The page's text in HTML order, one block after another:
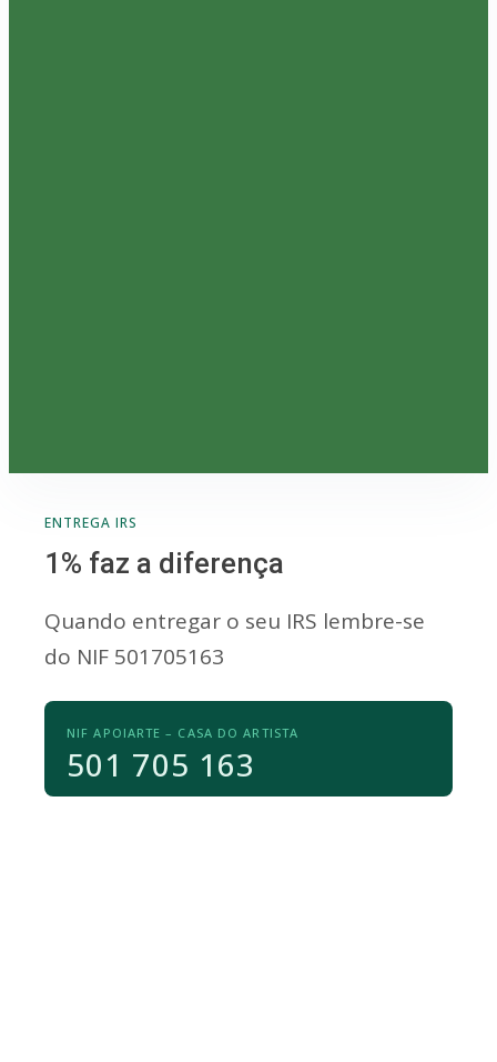
ENTREGA IRS
1% faz a diferença
Quando entregar o seu IRS lembre-se
do NIF 501705163
NIF APOIARTE – CASA DO ARTISTA
501 705 163